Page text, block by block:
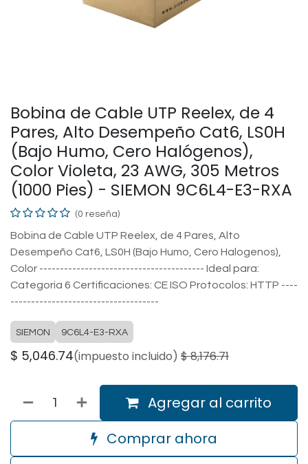
Bobina de Cable UTP Reelex, de 4
Pares, Alto Desempeño Cat6, LS0H
(Bajo Humo, Cero Halógenos),
Color Violeta, 23 AWG, 305 Metros
(1000 Pies) - SIEMON 9C6L4-E3-RXA
(0 reseña)
Bobina de Cable UTP Reelex, de 4 Pares, Alto
Desempeño Cat6, LS0H (Bajo Humo, Cero Halogenos),
Color ---------------------------------------- Ideal para:
Categoria 6 Certificaciones: CE ISO Protocolos: HTTP ----
------------------------------------
SIEMON 9C6L4-E3-RXA
$ 5,046.74(impuesto incluido) $8,176.71
Agregar al carrito
Comprar ahora